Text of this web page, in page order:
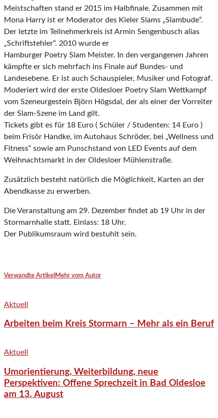
Meistschaften stand er 2015 im Halbfinale. Zusammen mit
Mona Harry ist er Moderator des Kieler Slams „Slambude“.
Der letzte im Teilnehmerkreis ist Armin Sengenbusch alias
„Schriftstehler“. 2010 wurde er
Hamburger Poetry Slam Meister. In den vergangenen Jahren
kämpfte er sich mehrfach ins Finale auf Bundes- und
Landesebene. Er ist auch Schauspieler, Musiker und Fotograf.
Moderiert wird der erste Oldesloer Poetry Slam Wettkampf
vom Szeneurgestein Björn Högsdal, der als einer der Vorreiter
der Slam-Szene im Land gilt.
Tickets gibt es für 18 Euro ( Schüler / Studenten: 14 Euro )
beim Frisör Handke, im Autohaus Schröder, bei „Wellness und
Fitness“ sowie am Punschstand von LED Events auf dem
Weihnachtsmarkt in der Oldesloer Mühlenstraße.
Zusätzlich besteht natürlich die Möglichkeit, Karten an der
Abendkasse zu erwerben.
Die Veranstaltung am 29. Dezember findet ab 19 Uhr in der
Stormarnhalle statt. Einlass: 18 Uhr.
Der Publikumsraum wird bestuhlt sein.
Verwandte Artikel Mehr vom Autor
Aktuell
Arbeiten beim Kreis Stormarn – Mehr als ein Beruf
Aktuell
Umorientierung, Weiterbildung, neue
Perspektiven: Offene Sprechzeit in Bad Oldesloe
am 13. August